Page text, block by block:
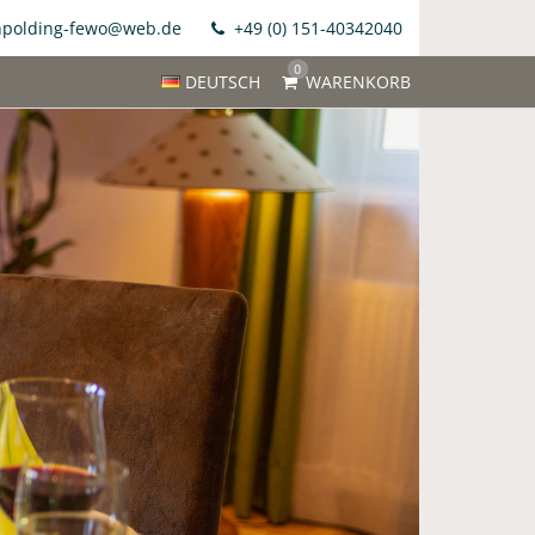
fewo@web.de +49 (0) 151-40342040
DEUTSCH
0
WARENKORB